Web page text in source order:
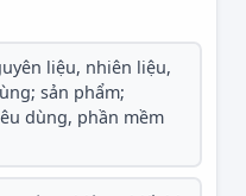
liệu, nhiên liệu,
sản phẩm;
dùng, phần mềm